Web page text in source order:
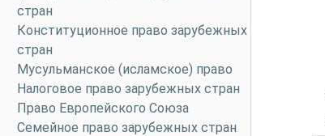
стран
Конституционное право зарубежных
стран
Мусульманское (исламское) право
Налоговое право зарубежных стран
Право Европейского Союза
Семейное право зарубежных стран